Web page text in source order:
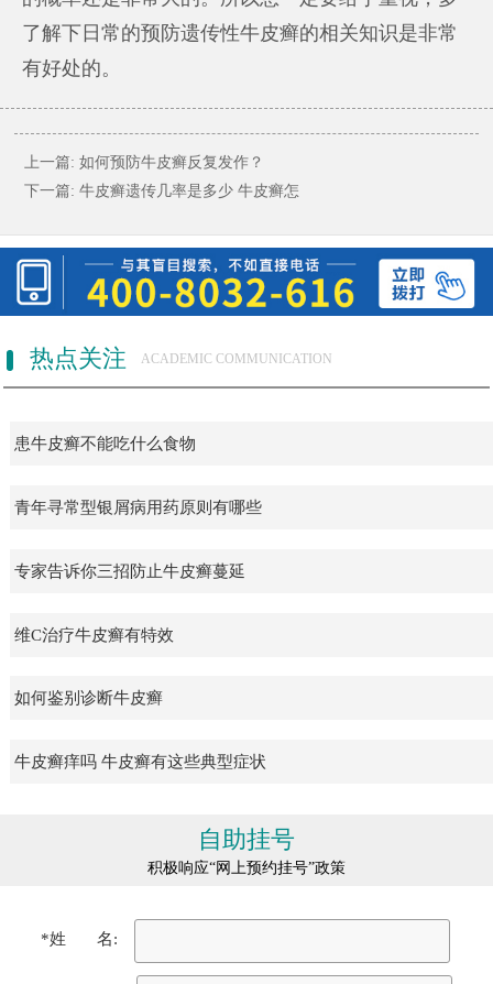
了解下日常的预防遗传性牛皮癣的相关知识是非常
有好处的。
上一篇: 如何预防牛皮癣反复发作？
下一篇: 牛皮癣遗传几率是多少 牛皮癣怎
热点关注 ACADEMIC COMMUNICATION
患牛皮癣不能吃什么食物
青年寻常型银屑病用药原则有哪些
专家告诉你三招防止牛皮癣蔓延
维C治疗牛皮癣有特效
如何鉴别诊断牛皮癣
牛皮癣痒吗 牛皮癣有这些典型症状
自助挂号
积极响应“网上预约挂号”政策
*姓 名: